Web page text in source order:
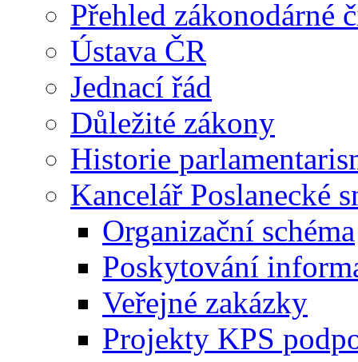
Přehled zákonodárné
Ústava ČR
Jednací řád
Důležité zákony
Historie
Kancelář Poslanecké
Organizační schéma
Poskytování
Veřejné zakázky
Projekty KPS